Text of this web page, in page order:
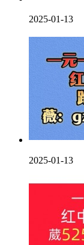
2025-01-13
2025-01-13